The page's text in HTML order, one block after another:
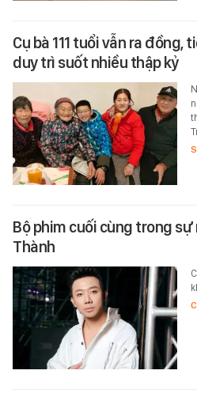
Cụ bà 111 tuổi vẫn ra
duy trì suốt nhiều thập kỷ
Bộ phim cuối cùng trong sự
Thành